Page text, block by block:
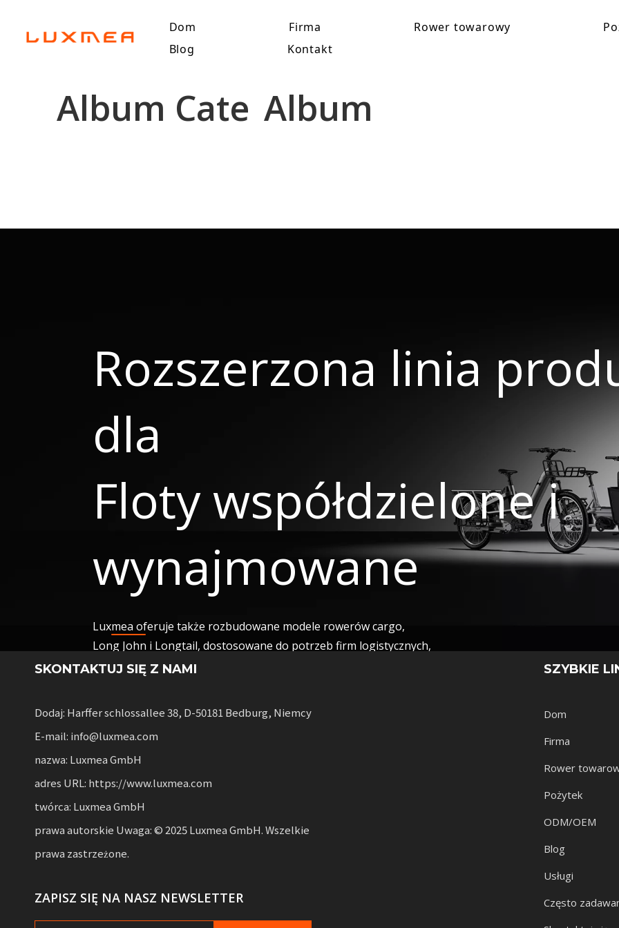
Dom Firma Rower towarowy
Blog
Kontakt
Album Cate Album
Rozszerzona linia
dla
Floty współdzielone i
wynajmowane
Luxmea oferuje także rozbudowane modele rowerów cargo,
Long John i Longtail, dostosowane do potrzeb firm logistycznych,
usługi współdzielenia i wynajem flot. Rozwiązania te łączą w sobie funkcjonalność
SKONTAKTUJ SIĘ Z NAMI
Dodaj: Harffer schlossallee 38, D-50181 Bedburg, Niemcy
E-mail: info@luxmea.com
nazwa: Luxmea GmbH
adres URL: https://www.luxmea.com
twórca: Luxmea GmbH
prawa autorskie Uwaga: © 2025 Luxmea GmbH. Wszelkie
prawa zastrzeżone.
ZAPISZ SIĘ NA NASZ NEWSLETTER
SZYBKIE
Dom
Firma
Rower
Pożytek
ODM/OEM
Blog
Usługi
Często